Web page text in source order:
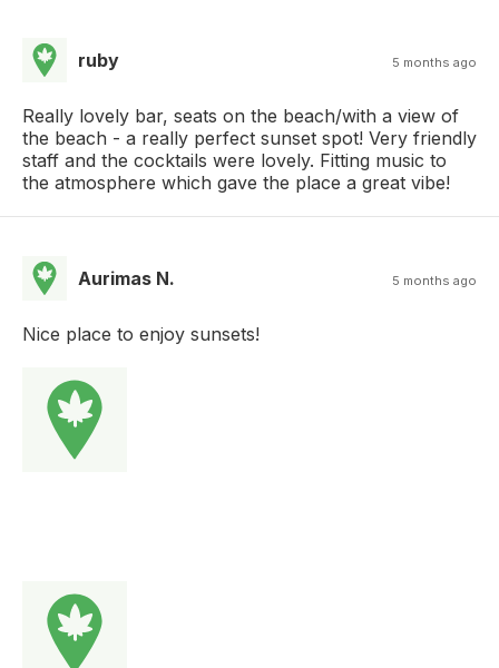
ruby 5 months ago
Really lovely bar, seats on the beach/with a view of
the beach - a really perfect sunset spot! Very friendly
staff and the cocktails were lovely. Fitting music to
the atmosphere which gave the place a great vibe!
Aurimas N. 5 months ago
Nice place to enjoy sunsets!